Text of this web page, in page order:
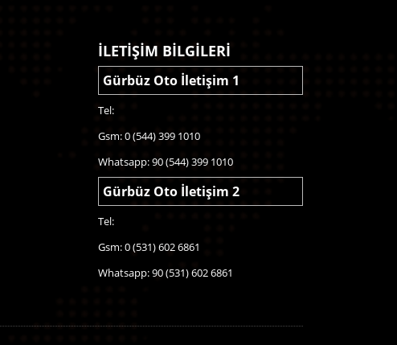
İLETİŞİM BİLGİLERİ
Gürbüz Oto İletişim 1
Tel:
Gsm: 0 (544) 399 1010
Whatsapp: 90 (544) 399 1010
Gürbüz Oto İletişim 2
Tel:
Gsm: 0 (531) 602 6861
Whatsapp: 90 (531) 602 6861